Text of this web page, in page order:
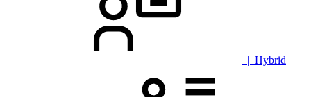
| Hybrid